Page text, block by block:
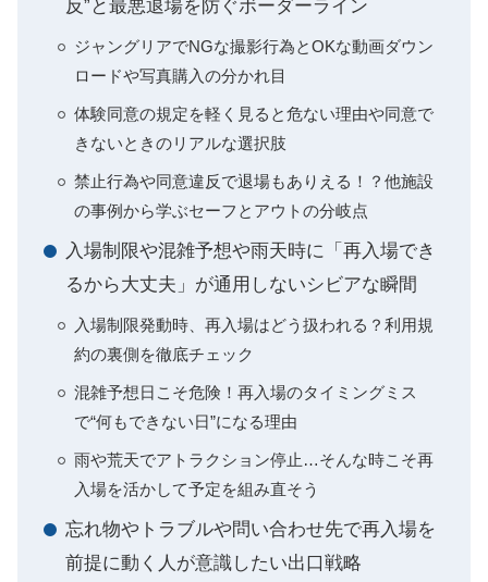
反”と最悪退場を防ぐボーダーライン
ジャングリアでNGな撮影行為とOKな動画ダウン
ロードや写真購入の分かれ目
体験同意の規定を軽く見ると危ない理由や同意で
きないときのリアルな選択肢
禁止行為や同意違反で退場もありえる！？他施設
の事例から学ぶセーフとアウトの分岐点
入場制限や混雑予想や雨天時に「再入場でき
るから大丈夫」が通用しないシビアな瞬間
入場制限発動時、再入場はどう扱われる？利用規
約の裏側を徹底チェック
混雑予想日こそ危険！再入場のタイミングミス
で“何もできない日”になる理由
雨や荒天でアトラクション停止…そんな時こそ再
入場を活かして予定を組み直そう
忘れ物やトラブルや問い合わせ先で再入場を
前提に動く人が意識したい出口戦略